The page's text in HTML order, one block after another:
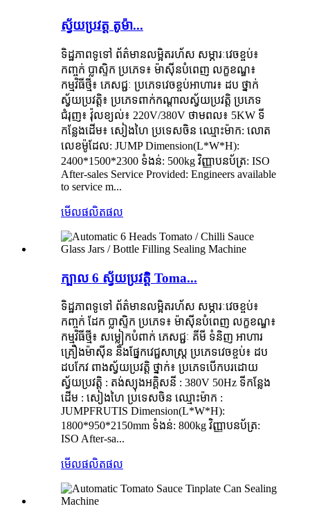
ស្វ័យប្រវត្ត តូម៉ា...
ទិដ្ឋភាពទូទៅ ព័ត៌មានលម្អិតរហ័ស សម្ភារៈវេចខ្ចប់៖
កញ្ចក់ ប្លាស្ទិក ប្រភេទ៖ ម៉ាស៊ីនបំពេញ លក្ខខណ្ឌ៖
កម្មវិធីថ្មី៖ ភេសជ្ជៈ ប្រភេទវេចខ្ចប់អាហារ៖ ដប ថ្នាក់
ស្វ័យប្រវត្តិ៖ ប្រភេទពាក់កណ្តាលស្វ័យប្រវត្តិ ប្រភេទ
ជំរុញ៖ វ៉ុលខ្យល់៖ 220V/380V ថាមពល៖ 5KW ទី
កន្លែងដើម៖ សៀងហៃ ប្រទេសចិន ឈ្មោះម៉ាក: លោត
លេខម៉ូដែល: JUMP Dimension(L*W*H):
2400*1500*2300 ទំងន់: 500kg វិញ្ញាបនប័ត្រ: ISO
After-sales Service Provided: Engineers available
to service m...
មើលផលិតផល
ក្បាល 6 ស្វ័យប្រវត្តិ Toma...
ទិដ្ឋភាពទូទៅ ព័ត៌មានលម្អិតរហ័ស សម្ភារៈវេចខ្ចប់៖
កញ្ចក់ ដែក ប្លាស្ទិក ប្រភេទ៖ ម៉ាស៊ីនបំពេញ លក្ខខណ្ឌ៖
កម្មវិធីថ្មី៖ សម្លៀកបំពាក់ ភេសជ្ជៈ គីមី ទំនិញ អាហារ
គ្រឿងម៉ាស៊ីន និងផ្នែកវេជ្ជសាស្ត្រ ប្រភេទវេចខ្ចប់៖ ដប
ដបកែវ ពាងស្វ័យប្រវត្តិ ថ្នាក់៖ ប្រភេទបើកបរដោយ
ស្វ័យប្រវត្តិ : តង់ស្យុងអគ្គិសនី : 380V 50Hz ទីកន្លែង
ដើម : សៀងហៃ ប្រទេសចិន ឈ្មោះម៉ាក :
JUMPFRUTIS Dimension(L*W*H):
1800*950*2150mm ទំងន់: 800kg វិញ្ញាបនប័ត្រ:
ISO After-sa...
មើលផលិតផល